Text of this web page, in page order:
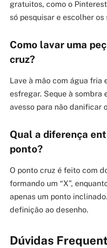
gratuitos, como o
só pesquisar e escolher
Como lavar uma
cruz?
Lave à mão com água fria
esfregar. Seque à sombra
avesso para não danificar
Qual a diferença
ponto?
O ponto cruz é feito com
formando um “X”,
apenas um ponto
definição ao desenho.
Dúvidas